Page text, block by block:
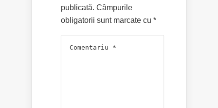
publicată. Câmpurile
obligatorii sunt marcate cu *